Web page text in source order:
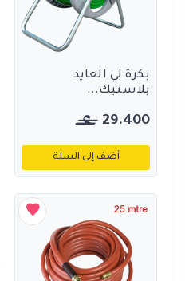
بكرة لي العايد
بلاستيك...
29.400
أضف إلى السلة